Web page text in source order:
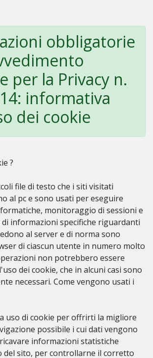
obbligatorie
per la Privacy n.
informativa
dei cookie
?
file di testo che i siti visitati
al pc e sono usati per eseguire
monitoraggio di sessioni e
informazioni specifiche riguardanti
al server e di norma sono
di ciascun utente in numero molto
non potrebbero essere
dei cookie, che in alcuni casi sono
necessari. Come vengono usati i
uso di cookie per offrirti la migliore
possibile i cui dati vengono
informazioni statistiche
del sito, per controllarne il corretto